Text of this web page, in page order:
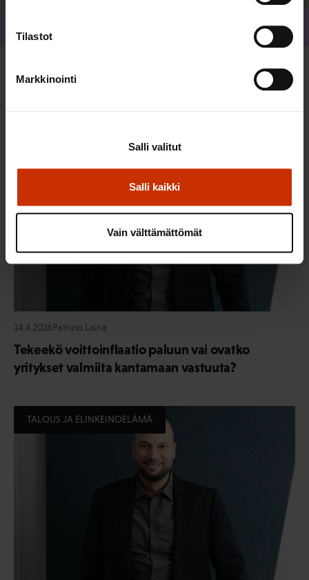
Tilastot
Markkinointi
Salli kaikki
Salli valitut
Vain välttämättömät
Lisää kirjoittajalta
14.4.2026Patrizio Lainà
Tekeekö voittoinflaatio paluun vai ovatko
yritykset valmiita kantamaan vastuuta?
TALOUS JA ELINKEINOELÄMÄ